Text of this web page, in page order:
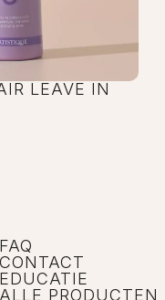
LEAVE IN
FAQ
CONTACT
EDUCATIE
ALLE PRODUCTEN